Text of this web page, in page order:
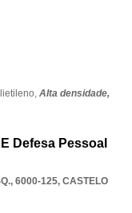
Alta densidade,
Defesa Pessoal
6000-125, CASTELO